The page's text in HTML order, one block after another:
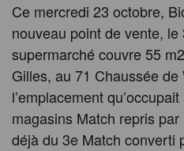
Ce mercredi 23 octobre,
nouveau point de vente,
supermarché couvre 55
Gilles, au 71 Chaussée
l’emplacement
magasins Match repris
déjà du 3e Match converti